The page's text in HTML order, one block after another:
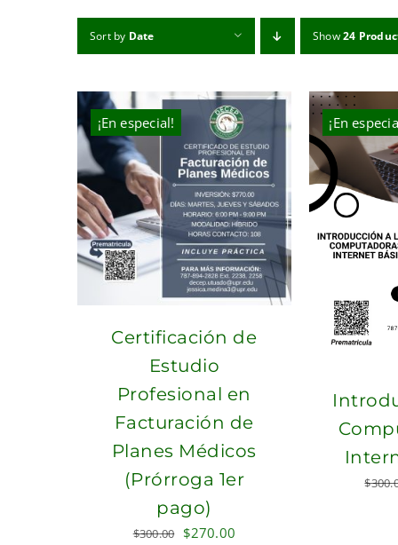
Sort by Date Show24
¡En especial!
Certificación de
Estudio
Profesional en
Facturación de
Planes Médicos
(Prórroga 1er
pago)
$300.00 Original
$270.00
¡En
$